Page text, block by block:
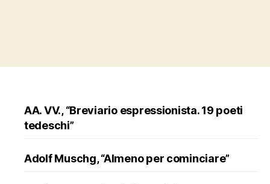
AA. VV., “Breviario espressionista. 19 poeti
tedeschi”
Adolf Muschg, “Almeno per cominciare”